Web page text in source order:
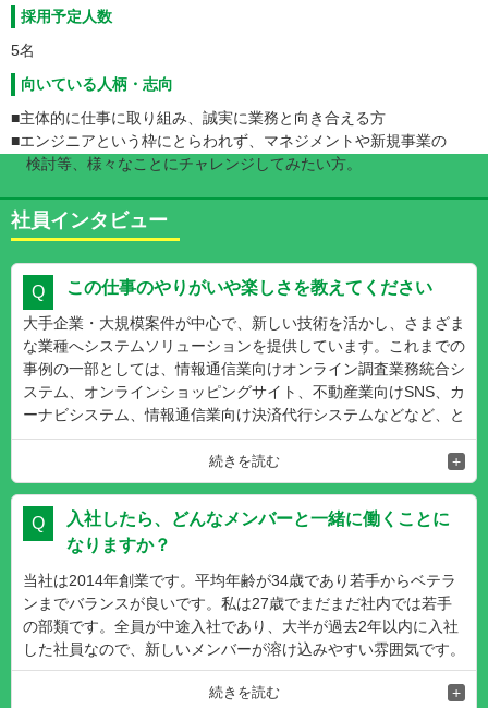
採用予定人数
5名
向いている人柄・志向
■主体的に仕事に取り組み、誠実に業務と向き合える方
■エンジニアという枠にとらわれず、マネジメントや新規事業の
検討等、様々なことにチャレンジしてみたい方。
社員インタビュー
この仕事のやりがいや楽しさを教えてください
大手企業・大規模案件が中心で、新しい技術を活かし、さまざま
な業種へシステムソリューションを提供しています。これまでの
事例の一部としては、情報通信業向けオンライン調査業務統合シ
ステム、オンラインショッピングサイト、不動産業向けSNS、カ
ーナビシステム、情報通信業向け決済代行システムなどなど、と
ても幅広いものです。
私もそうですが、様々な業種で様々なプロジェクトのチームに参
画し業務にあたっています。小規模な仕事ではなかなか経験でき
ないグローバルな知識を身につけられ、そこで身に付けたスキル
を後の仕事に活かしていけます。
また、希望する業務については会社の方向性なども踏まえ営業と
よく話し合い、実際に参画するプロジェクトを決めています。そ
うすることで社員自身が仕事に対してより興味を持つことがで
き、スキル向上にもつながる環境で仕事に取り組めると考えま
す。家庭との両立など、ライフスタイルに合わせた働き方が可能
であり、大変やりがいを感じています。
続きを読む
入社したら、どんなメンバーと一緒に働くことに
なりますか？
当社は2014年創業です。平均年齢が34歳であり若手からベテラ
ンまでバランスが良いです。私は27歳でまだまだ社内では若手
の部類です。全員が中途入社であり、大半が過去2年以内に入社
した社員なので、新しいメンバーが溶け込みやすい雰囲気です。
口うるさい上司はいません。仕事やプライベートでも何かあった
ら親身に相談に乗ってくれるなど、人間味のあるメンバーばかり
続きを読む